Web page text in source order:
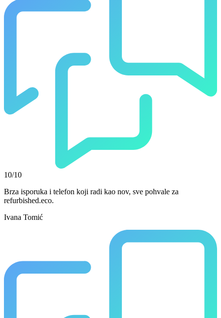
10/10
Brza isporuka i telefon koji radi kao nov, sve pohvale za
refurbished.eco.
Ivana Tomić